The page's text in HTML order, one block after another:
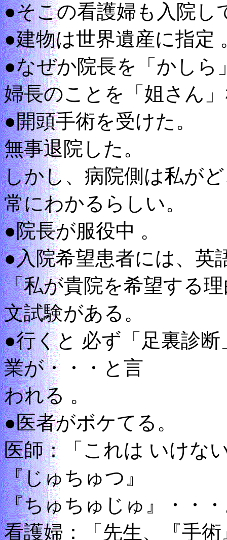
●そこの看護婦も入院し
●建物は世界遺産に指定
●なぜか院長を「かしら
婦長のことを「姐さん
●開頭手術を受けた。
無事退院した。
しかし、病院側は私が
常にわかるらしい。
●院長が服役中 。
●入院希望患者には、英
「私が貴院を希望する
文試験がある。
●行くと 必ず「足裏診
業が・・・と言
われる 。
●医者がボケてる。
医師：「これは いけな
『じゅちゅつ』
『ちゅちゅじゅ』・・
看護婦：「先生、『手